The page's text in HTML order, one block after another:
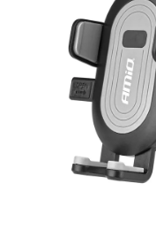
hviezdičiek.